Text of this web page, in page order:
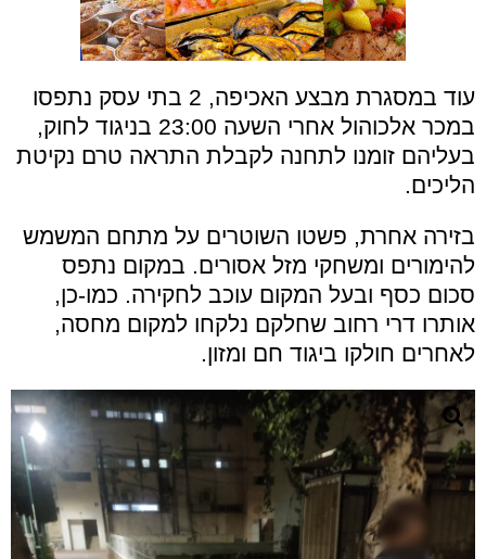
עוד במסגרת מבצע האכיפה, 2 בתי עסק נתפסו
במכר אלכוהול אחרי השעה 23:00 בניגוד לחוק,
בעליהם זומנו לתחנה לקבלת התראה טרם נקיטת
הליכים.
בזירה אחרת, פשטו השוטרים על מתחם המשמש
להימורים ומשחקי מזל אסורים. במקום נתפס
סכום כסף ובעל המקום עוכב לחקירה. כמו-כן,
אותרו דרי רחוב שחלקם נלקחו למקום מחסה,
לאחרים חולקו ביגוד חם ומזון.